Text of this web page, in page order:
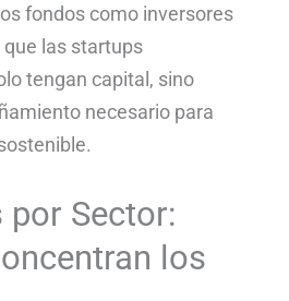
fondos como inversores
las startups
tengan capital, sino
necesario para
por Sector:
los